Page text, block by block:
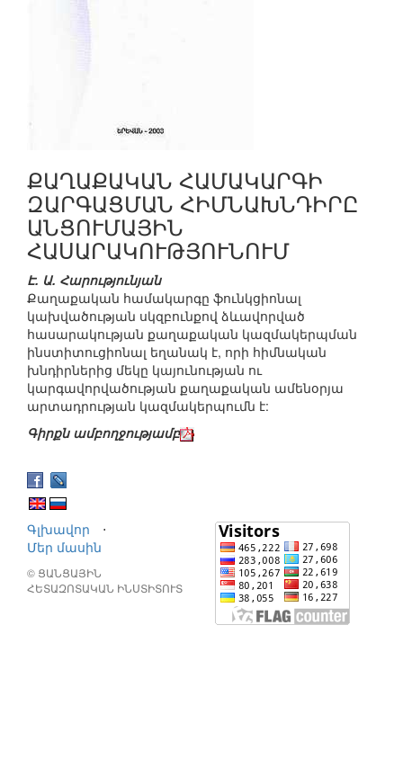
ՔԱՂԱՔԱԿԱՆ ՀԱՄԱԿԱՐԳԻ
ԶԱՐԳԱՑՄԱՆ ՀԻՄՆԱԽՆԴԻՐԸ
ԱՆՑՈՒՄԱՅԻՆ
ՀԱՍԱՐԱԿՈՒԹՅՈՒՆՈՒՄ
Է. Ա. Հարությունյան
Քաղաքական համակարգը ֆունկցիոնալ
կախվածության սկզբունքով ձևավորված
հասարակության քաղաքական կազմակերպման
ինստիտուցիոնալ եղանակ է, որի հիմնական
խնդիրներից մեկը կայունության ու
կարգավորվածության քաղաքական ամենօրյա
արտադրության կազմակերպումն է:
Գիրքն ամբողջությամբ
Գլխավոր
⋅
Մեր մասին
© ՑԱՆՑԱՅԻՆ
ՀԵՏԱԶՈՏԱԿԱՆ ԻՆՍՏԻՏՈՒՏ